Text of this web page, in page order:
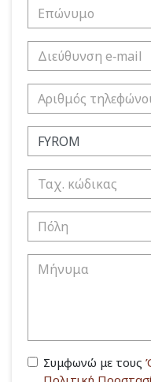
Συμφωνώ με τους